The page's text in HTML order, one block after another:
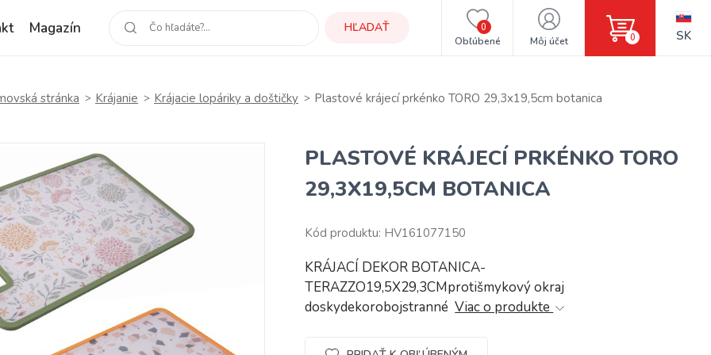
Magazín HĽADAŤ
Obľúbené
0
Môj účet 0 SK
stránka Krájanie Krájacie lopáriky a doštičky Plastové krájecí prkénko TORO 29,3x19,5cm botanica
PLASTOVÉ KRÁJECÍ PRKÉNKO TORO
29,3X19,5CM BOTANICA
Kód produktu: HV161077150
KRÁJACÍ DEKOR BOTANICA-
TERAZZO19,5X29,3CMprotišmykový okraj
doskydekorobojstrannéViac o produkte